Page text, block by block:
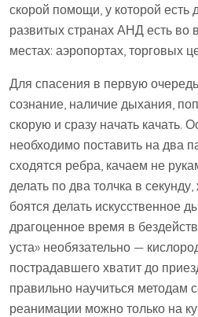
скорой помощи, у которой есть
развитых странах АНД есть во
местах: аэропортах, торговых
Для спасения в первую
сознание, наличие дыхания,
скорую и сразу начать качать.
необходимо поставить на два
сходятся ребра, качаем не
делать по два толчка в
боятся делать искусственное
драгоценное время в
уста» необязательно —
пострадавшего хватит до
правильно научиться методам
реанимации можно только на